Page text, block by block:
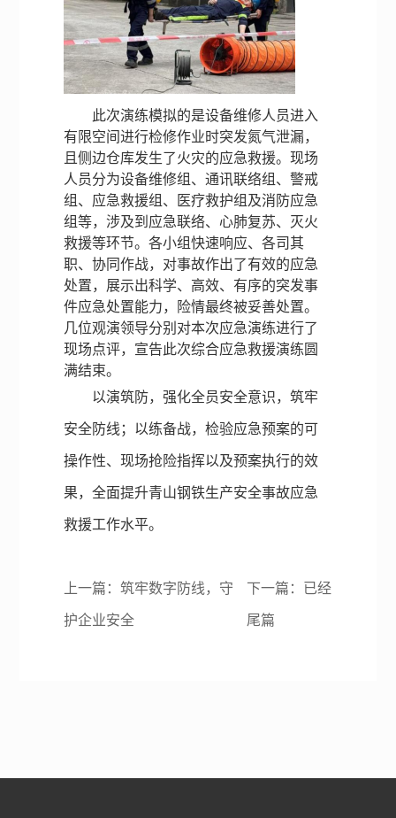
此次演练模拟的是设备维修人员进入
有限空间进行检修作业时突发氮气泄漏，
且侧边仓库发生了火灾的应急救援。现场
人员分为设备维修组、通讯联络组、警戒
组、应急救援组、医疗救护组及消防应急
组等，涉及到应急联络、心肺复苏、灭火
救援等环节。各小组快速响应、各司其
职、协同作战，对事故作出了有效的应急
处置，展示出科学、高效、有序的突发事
件应急处置能力，险情最终被妥善处置。
几位观演领导分别对本次应急演练进行了
现场点评，宣告此次综合应急救援演练圆
满结束。
以演筑防，强化全员安全意识，筑牢
安全防线；以练备战，检验应急预案的可
操作性、现场抢险指挥以及预案执行的效
果，全面提升青山钢铁生产安全事故应急
救援工作水平。
上一篇：筑牢数字防线，守
护企业安全
下一篇：已经
尾篇